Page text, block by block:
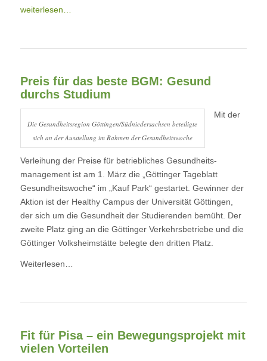
weiterlesen…
Preis für das beste BGM: Gesund
durchs Studium
Die Gesundheitsregion Göttingen/Südniedersachsen beteiligte
sich an der Ausstellung im Rahmen der Gesundheitswoche
Mit der
Verleihung der Preise für betriebliches Gesundheits­
management ist am 1. März die „Göttinger Tageblatt
Gesundheitswoche“ im „Kauf Park“ gestartet. Gewinner der
Aktion ist der Healthy Campus der Universität Göttingen
der sich um die Gesundheit der Studierenden bemüht. Der
zweite Platz ging an die Göttinger Verkehrsbetriebe und die
Göttinger Volksheimstätte belegte den dritten Platz.
Weiterlesen…
Fit für Pisa – ein Bewegungsprojekt mit
vielen Vorteilen